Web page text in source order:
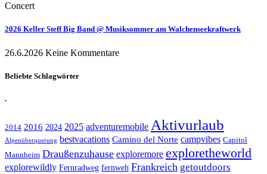
Concert
2026 Keller Steff Big Band @ Musiksommer am Walchenseekraftwerk
26.6.2026 Keine Kommentare
Beliebte Schlagwörter
.
2014 2016 2024 2025 adventuremobile Aktivurlaub
Alpenüberquerung bestvacations Camino del Norte campvibes Capitol
Mannheim Draußenzuhause exploremore exploretheworld
explorewildly Fernradweg fernweh Frankreich getoutdoors